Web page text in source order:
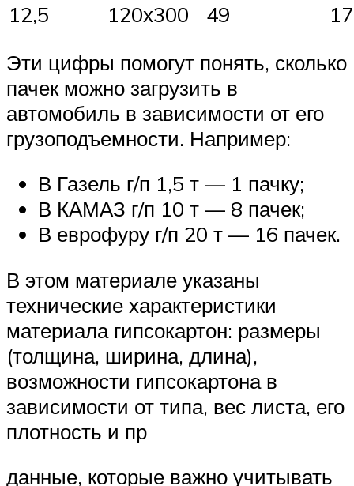
12,5
120х300 49
Эти цифры помогут понять, сколько
пачек можно загрузить в
автомобиль в зависимости от его
грузоподъемности. Например:
В Газель г/п 1,5 т — 1 пачку;
В КАМАЗ г/п 10 т — 8 пачек;
В еврофуру г/п 20 т — 16 пачек.
В этом материале указаны
технические характеристики
материала гипсокартон: размеры
(толщина, ширина, длина),
возможности гипсокартона в
зависимости от типа, вес листа, его
плотность и пр
данные, которые важно учитывать